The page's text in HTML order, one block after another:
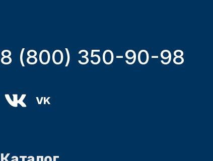
8 (800) 350-90-98
VK